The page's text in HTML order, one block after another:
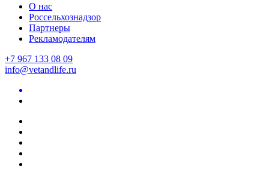
О нас
Россельхознадзор
Партнеры
Рекламодателям
+7 967 133 08 09
info@vetandlife.ru